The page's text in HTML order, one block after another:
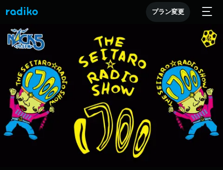
プラン変更